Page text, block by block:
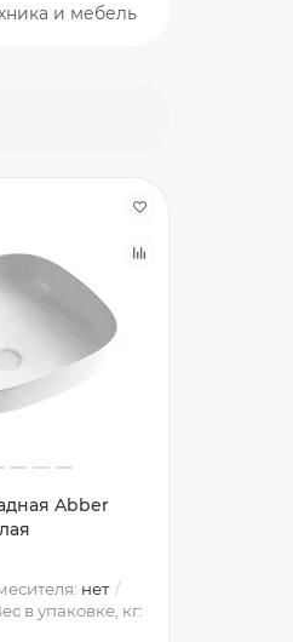
и мебель
Abber
нет
в упаковке, кг: